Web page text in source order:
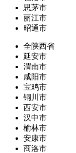
思茅市
丽江市
昭通市
全陕西省
延安市
渭南市
咸阳市
宝鸡市
铜川市
西安市
汉中市
榆林市
安康市
商洛市